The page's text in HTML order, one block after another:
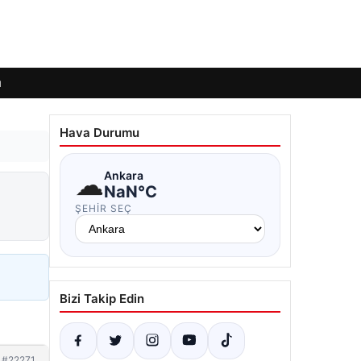
Hava Durumu
☁Ankara
NaN°C
ŞEHIR SEÇ
Bizi Takip Edin